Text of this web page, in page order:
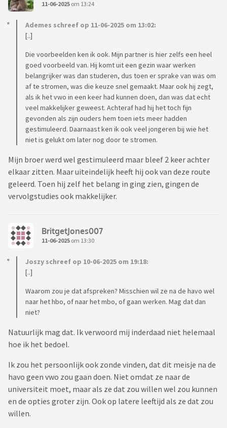
11-06-2025 om 13:24
Ademes schreef op 11-06-2025 om 13:02:
[..]
Die voorbeelden ken ik ook. Mijn partner is hier zelfs een heel
goed voorbeeld van. Hij komt uit een gezin waar werken
belangrijker was dan studeren, dus toen er sprake van was om
af te stromen, was die keuze snel gemaakt. Maar ook hij zegt,
als ik het vwo in een keer had kunnen doen, dan was dat echt
veel makkelijker geweest. Achteraf had hij het toch fijn
gevonden als zijn ouders hem toen iets meer hadden
gestimuleerd. Daarnaast ken ik ook veel jongeren bij wie het
niet is gelukt om later nog door te stromen.
Mijn broer werd wel gestimuleerd maar bleef 2 keer achter
elkaar zitten. Maar uiteindelijk heeft hij ook van deze route
geleerd. Toen hij zelf het belang in ging zien, gingen de
vervolgstudies ook makkelijker.
BritgetJones007
11-06-2025 om 13:30
Joszy schreef op 10-06-2025 om 19:18:
[..]
Waarom zou je dat afspreken? Misschien wil ze na de havo wel
naar het hbo, of naar het mbo, of gaan werken. Mag dat dan
niet?
Natuurlijk mag dat. Ik verwoord mij inderdaad niet helemaal
hoe ik het bedoel.
Ik zou het persoonlijk ook zonde vinden, dat dit meisje na de
havo geen vwo zou gaan doen. Niet omdat ze naar de
universiteit moet, maar als ze dat zou willen wel zou kunnen
en de opties groter zijn. Ook op latere leeftijd als ze dat zou
willen.